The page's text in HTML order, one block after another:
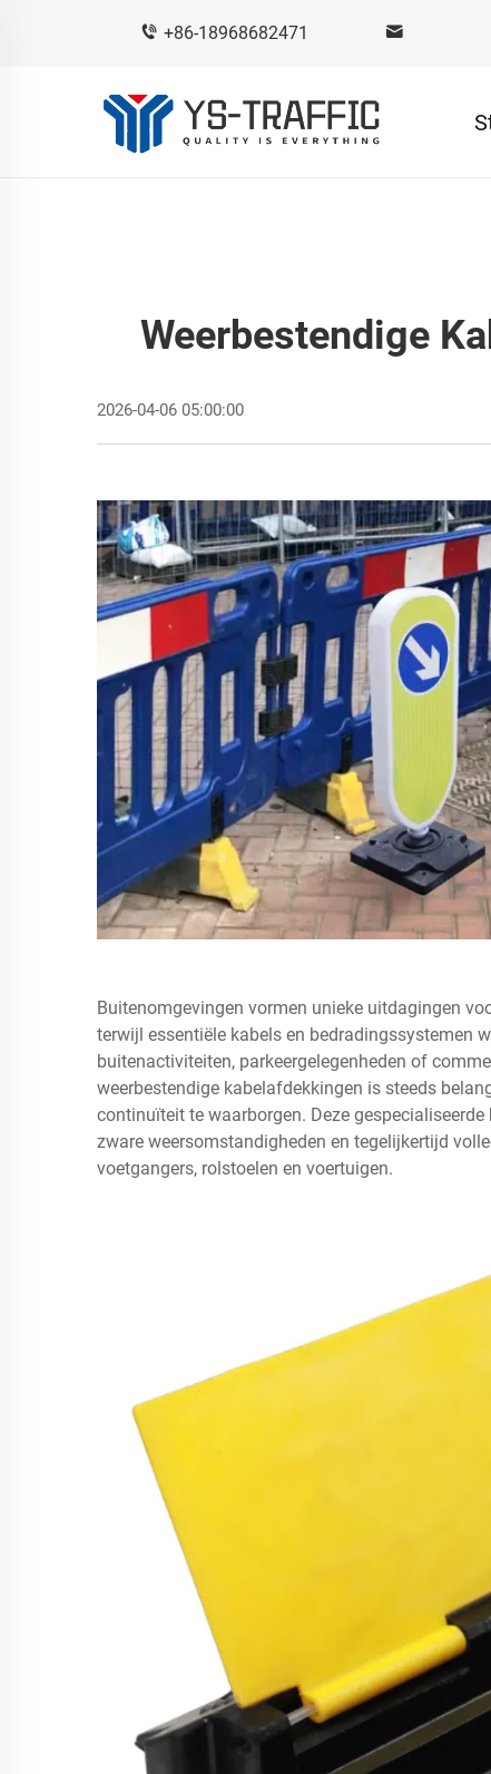
+86-18968682471
Weerbestendige
2026-04-06 05:00:00
Buitenomgevingen vormen unieke uitdagingen
terwijl essentiële kabels en bedradingssystemen
buitenactiviteiten, parkeergelegenheden of
weerbestendige kabelafdekkingen is steeds
continuïteit te waarborgen. Deze
zware weersomstandigheden en tegelijkertijd
voetgangers, rolstoelen en voertuigen.